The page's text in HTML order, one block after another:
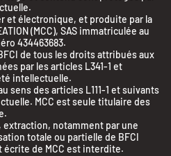
et électronique, et produite par la
(MCC), SAS immatriculée au
434463683.
de tous les droits attribués aux
par les articles L341-1 et
intellectuelle.
sens des articles L111-1 et suivants
MCC est seule titulaire des
notamment par une
totale ou partielle de BFCI
écrite de MCC est interdite.